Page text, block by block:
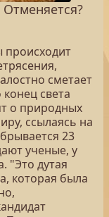
происходит
сметает
света
о природных
ссылаясь на
23
ученые, у
"Это дутая
которая была